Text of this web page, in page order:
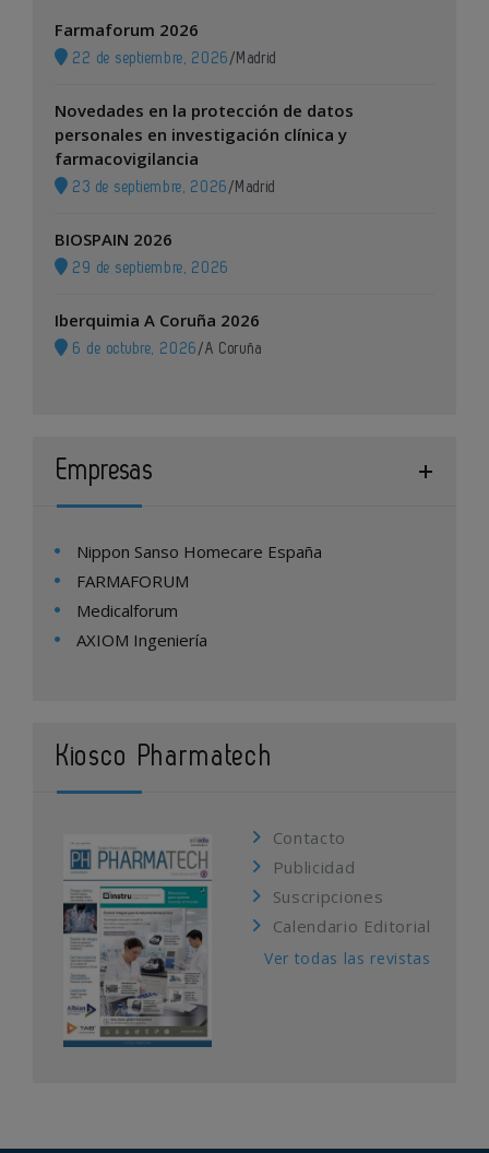
Farmaforum 2026
22 de septiembre, 2026 / Madrid
Novedades en la protección de datos
personales en investigación clínica y
farmacovigilancia
23 de septiembre, 2026 / Madrid
BIOSPAIN 2026
29 de septiembre, 2026
Iberquimia A Coruña 2026
6 de octubre, 2026 /A Coruña
Empresas
Nippon Sanso Homecare España
FARMAFORUM
Medicalforum
AXIOM Ingeniería
Kiosco Pharmatech
Contacto
Publicidad
Suscripciones
Calendario Editorial
Ver todas las revistas